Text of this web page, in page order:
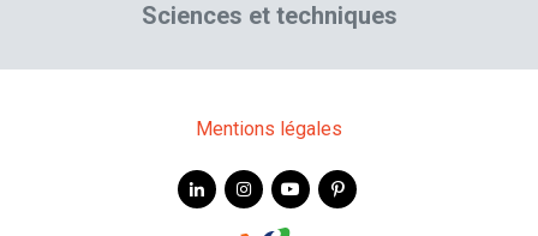
Sciences et techniques
Mentions légales